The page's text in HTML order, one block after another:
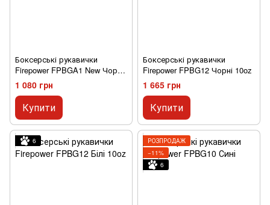
Боксерські рукавички
Firepower FPBGA1 New Чорні
10oz
1 080 грн
Купити
Боксерські рукавички
Firepower FPBG12 Чорні 10oz
1 665 грн
Купити
6
РОЗПРОДАЖ
−11%
6